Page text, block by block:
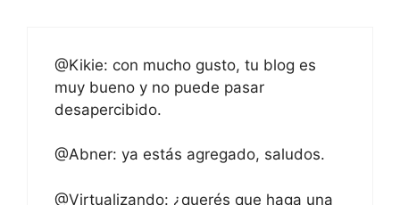
@Kikie: con mucho gusto, tu blog es
muy bueno y no puede pasar
desapercibido.
@Abner: ya estás agregado, saludos.
@Virtualizando: ¿querés que haga una